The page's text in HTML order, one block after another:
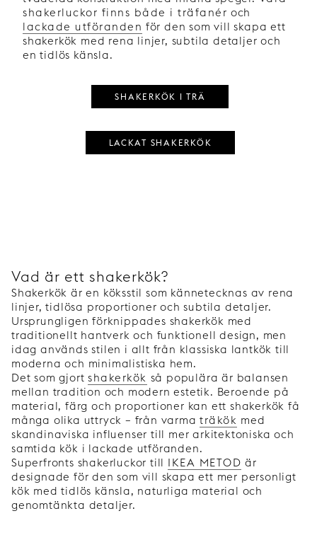
shakerluckor finns både i träfanér och
lackade utföranden för den som vill skapa ett
shakerkök med rena linjer, subtila detaljer och
en tidlös känsla.
SHAKERKÖK I TRÄ
LACKAT SHAKERKÖK
Vad är ett shakerkök?
Shakerkök är en köksstil som kännetecknas av rena
linjer, tidlösa proportioner och subtila detaljer.
Ursprungligen förknippades shakerkök med
traditionellt hantverk och funktionell design, men
idag används stilen i allt från klassiska lantkök till
moderna och minimalistiska hem.
Det som gjortshakerkök så populära är balansen
mellan tradition och modern estetik. Beroende på
material, färg och proportioner kan ett shakerkök få
många olika uttryck – från varmaträkök med
skandinaviska influenser till mer arkitektoniska och
samtida kök i lackade utföranden.
Superfronts shakerluckor till IKEA METOD är
designade för den som vill skapa ett mer personligt
kök med tidlös känsla, naturliga material och
genomtänkta detaljer.